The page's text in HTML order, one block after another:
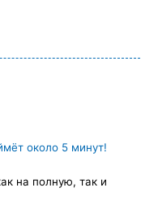
около 5 минут!
на полную, так и